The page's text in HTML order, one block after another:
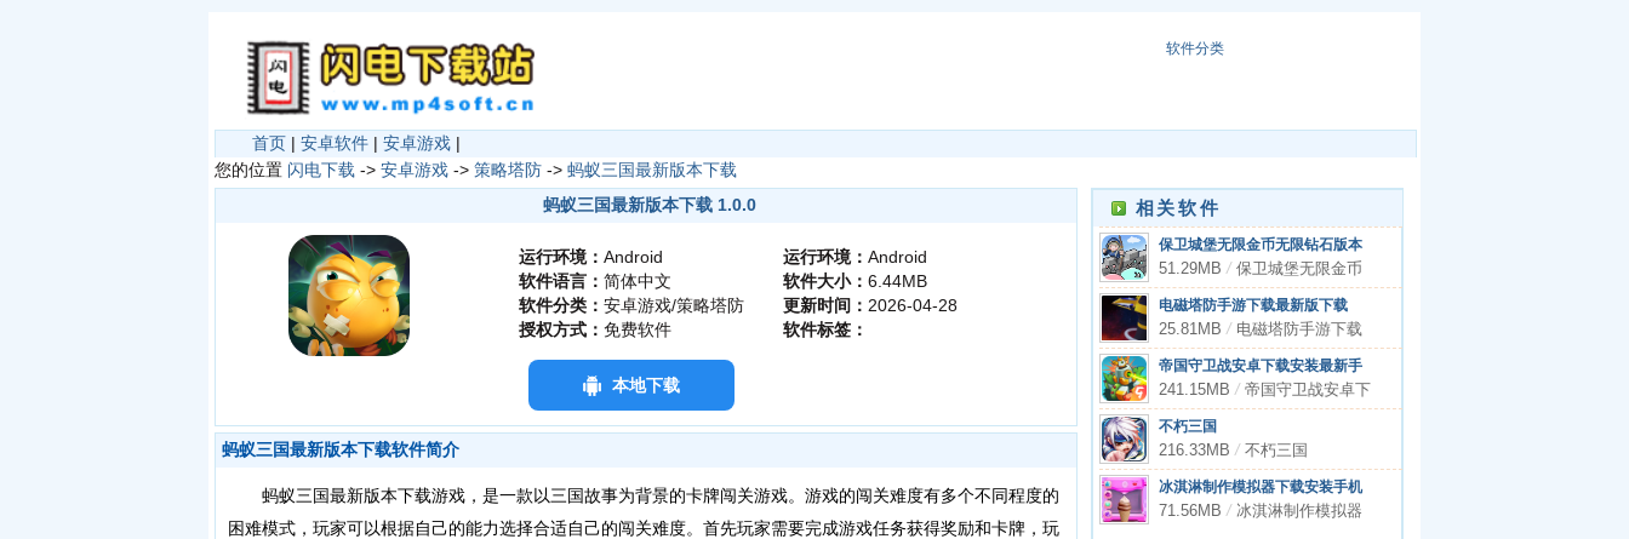
软件分类
首页 | 安卓软件 | 安卓游戏 |
您的位置 闪电下载 -> 安卓游戏 -> 策略塔防 -> 蚂蚁三国最新版本下载
蚂蚁三国最新版本下载 1.0.0
运行环境： Android
软件语言： 简体中文
软件分类： 安卓游戏/策略塔防
授权方式： 免费软件
本地下载
运行环境： Android
软件大小： 6.44MB
更新时间： 2026-04-28
软件标签：
蚂蚁三国最新版本下载软件简介
蚂蚁三国最新版本下载游戏，是一款以三国故事为背景的卡牌闯关游戏。游戏的闯关难度有多个不同程度的
困难模式，玩家可以根据自己的能力选择合适自己的闯关难度。首先玩家需要完成游戏任务获得奖励和卡牌，玩
相关软件
保卫城堡无限金币无限钻石版本
51.29MB /保卫城堡无限金币
无限钻石版本
电磁塔防手游下载最新版下载
25.81MB /电磁塔防手游下载
最新版下载
帝国守卫战安卓下载安装最新手
机正版
241.15MB /帝国守卫战安卓下
载安装最新手机正版
不朽三国
216.33MB /不朽三国
冰淇淋制作模拟器下载安装手机
版
71.56MB /冰淇淋制作模拟器